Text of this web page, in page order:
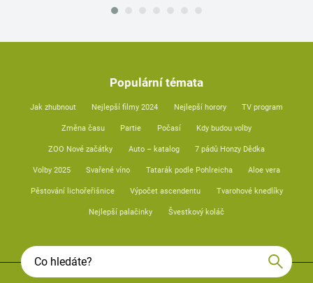
Populární témata
Jak zhubnout Nejlepší filmy 2024 Nejlepší horory TV program
Změna času Partie Počasí Kdy budou volby
ZOO Nové začátky Auto – katalog 7 pádů Honzy Dědka
Volby 2025 Svařené víno Tatarák podle Pohlreicha Aloe vera
Pěstování lichořeřišnice Výpočet ascendentu Tvarohové knedlíky
Nejlepší palačinky Švestkový koláč